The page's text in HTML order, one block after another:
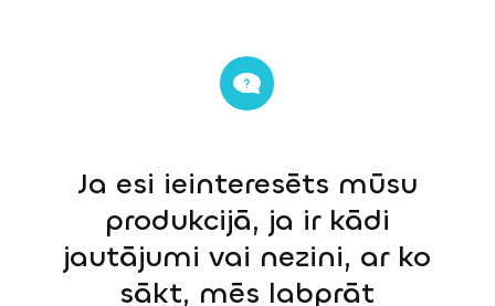
Ja esi ieinteresēts mūsu
produkcijā, ja ir kādi
jautājumi vai nezini, ar ko
sākt, mēs labprāt